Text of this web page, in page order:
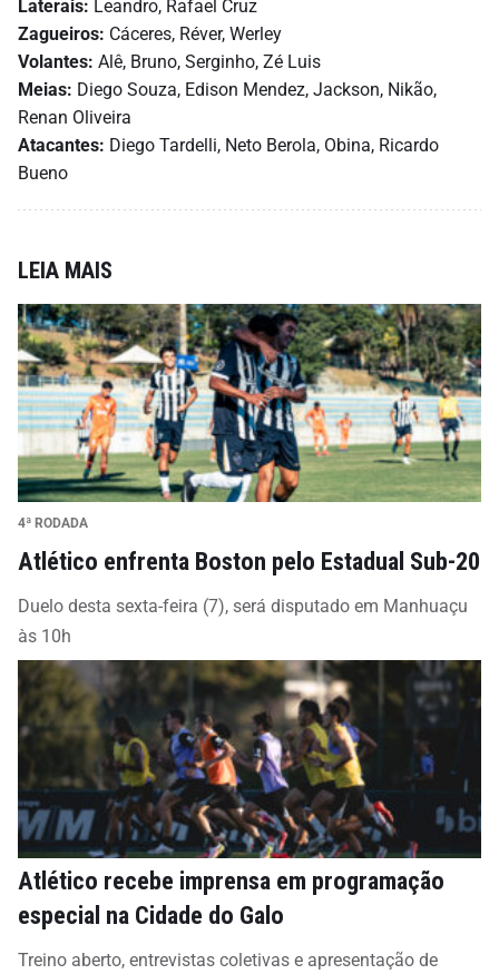
Laterais: Leandro, Rafael Cruz
Zagueiros: Cáceres, Réver, Werley
Volantes: Alê, Bruno, Serginho, Zé Luis
Meias: Diego Souza, Edison Mendez, Jackson, Nikão,
Renan Oliveira
Atacantes: Diego Tardelli, Neto Berola, Obina, Ricardo
Bueno
LEIA MAIS
4ª RODADA
Atlético enfrenta Boston pelo Estadual Sub-20
Duelo desta sexta-feira (7), será disputado em Manhuaçu
às 10h
Atlético recebe imprensa em programação
especial na Cidade do Galo
Treino aberto, entrevistas coletivas e apresentação de